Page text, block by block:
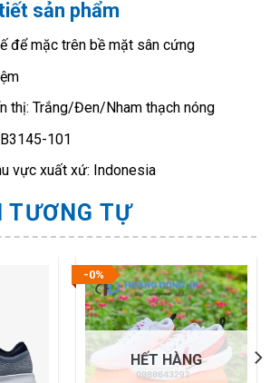
sản phẩm
để mặc trên bề mặt sân cứng
thị: Trắng/Đen/Nham thạch nóng
101
vực xuất xứ: Indonesia
TƯƠNG TỰ
-0%
HẾT HÀNG